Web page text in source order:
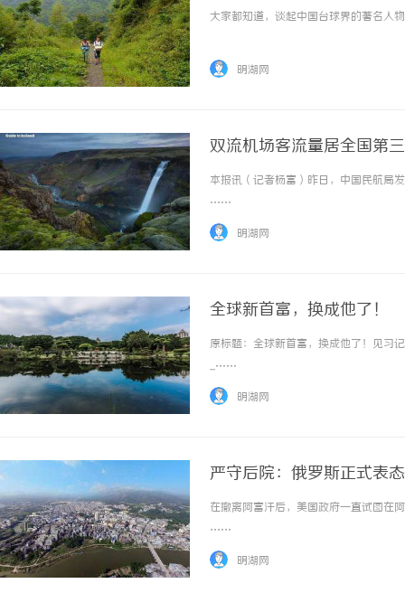
大家都知道，谈起中国台球界的著名人
明湖网
双流机场客流量居全国第三
本报讯（记者杨富）昨日，中国民航局
……
明湖网
全球新首富，换成他了！
原标题：全球新首富，换成他了！见习
...……
明湖网
严守后院：俄罗斯正式表
在撤离阿富汗后，美国政府一直试图在
……
明湖网